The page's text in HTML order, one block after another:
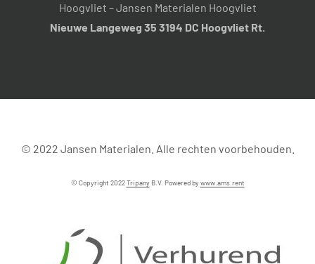
Hoogvliet – Jansen Materialen Hoogvliet
Nieuwe Langeweg 35 3194 DC Hoogvliet Rt.
© 2022 Jansen Materialen. Alle rechten voorbehouden.
© Copyright 2022TripanyB.V. Powered bywww.ams.rent